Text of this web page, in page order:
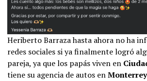
Heriberto Barraza hasta ahora no ha
redes sociales si ya finalmente logró
pareja, ya que los papás viven en
tiene su agencia de autos enMonterrey